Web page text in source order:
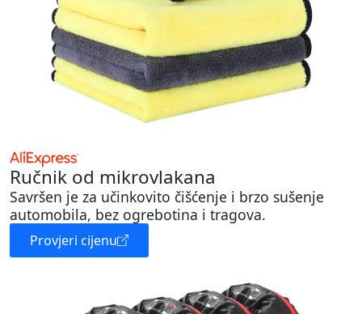
Ručnik od mikrovlakana
Savršen je za učinkovito čišćenje i brzo sušenje
automobila, bez ogrebotina i tragova.
Provjeri cijenu